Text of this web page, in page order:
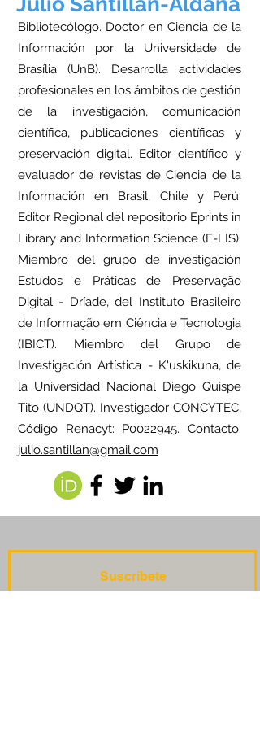
Bibliotecólogo. Doctor en Ciencia de la
Información por la Universidade de
Brasília (UnB). Desarrolla actividades
profesionales en los ámbitos de gestión
de la investigación, comunicación
científica, publicaciones científicas y
preservación digital. Editor científico y
evaluador de revistas de Ciencia de la
Información en Brasil, Chile y Perú.
Editor Regional del repositorio Eprints in
Library and Information Science (E-LIS).
Miembro del grupo de investigación
Estudos e Práticas de Preservação
Digital - Dríade, del Instituto Brasileiro
de Informação em Ciência e Tecnologia
(IBICT). Miembro del Grupo de
Investigación Artística - K'uskikuna, de
la Universidad Nacional Diego Quispe
Tito (UNDQT). Investigador CONCYTEC,
Código Renacyt: P0022945. Contacto:
julio.santillan@gmail.com
Suscríbete